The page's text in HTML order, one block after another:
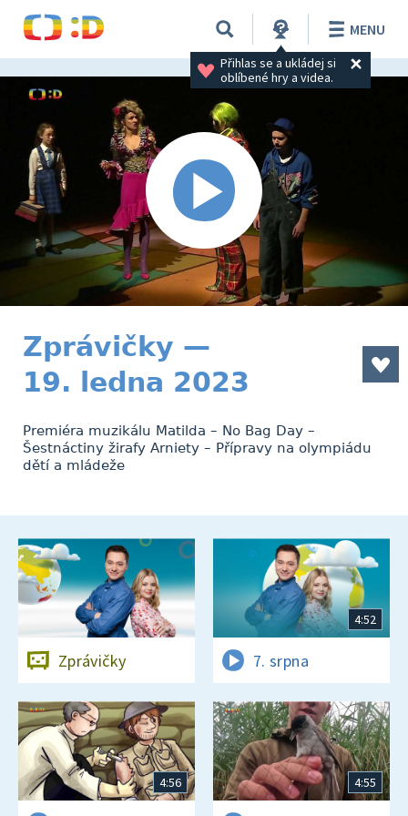
Přihlas se a ukládej si
oblíbené hry a videa.
MENU
Zprávičky —
19. ledna 2023
Premiéra muzikálu Matilda – No Bag Day –
Šestnáctiny žirafy Arniety – Přípravy na olympiádu
dětí a mládeže
Zprávičky
4:52
7. srpna
4:56 4:55